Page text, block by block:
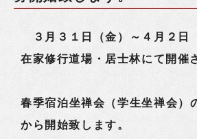
３月３１日（金）～４月２日
在家修行道場・居士林にて開催
春季宿泊坐禅会（学生坐禅会）
から開始致します。